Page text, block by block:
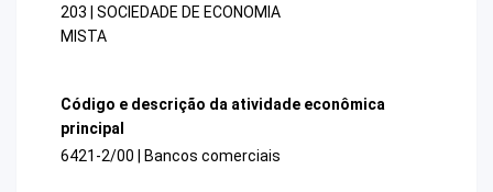
203 | SOCIEDADE DE ECONOMIA
MISTA
Código e descrição da atividade econômica
principal
6421-2/00 | Bancos comerciais